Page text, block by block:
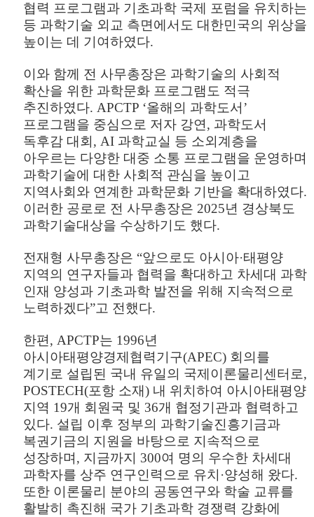
협력 프로그램과 기초과학 국제 포럼을 유치하는
등 과학기술 외교 측면에서도 대한민국의 위상을
높이는 데 기여하였다.
이와 함께 전 사무총장은 과학기술의 사회적
확산을 위한 과학문화 프로그램도 적극
추진하였다. APCTP ‘올해의 과학도서 ’
프로그램을 중심으로 저자 강연, 과학도서
독후감 대회 , AI 과학교실 등 소외계층을
아우르는 다양한 대중 소통 프로그램을 운영하며
과학기술에 대한 사회적 관심을 높이고
지역사회와 연계한 과학문화 기반을 확대하였다.
이러한 공로로 전 사무총장은 2025년 경상북도
과학기술대상을 수상하기도 했다.
전재형 사무총장은 “앞으로도 아시아·태평양
지역의 연구자들과 협력을 확대하고 차세대 과학
인재 양성과 기초과학 발전을 위해 지속적으로
노력하겠다”고 전했다.
한편, APCTP는 1996년
아시아태평양경제협력기구(APEC) 회의를
계기로 설립된 국내 유일의 국제이론물리센터로,
POSTECH(포항 소재) 내 위치하여 아시아태평양
지역 19개 회원국 및 36개 협정기관과 협력하고
있다. 설립 이후 정부의 과학기술진흥기금과
복권기금의 지원을 바탕으로 지속적으로
성장하며 , 지금까지 300여 명의 우수한 차세대
과학자를 상주 연구인력으로 유치 ·양성해 왔다.
또한 이론물리 분야의 공동연구와 학술 교류를
활발히 촉진해 국가 기초과학 경쟁력 강화에